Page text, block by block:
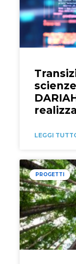
LEGGI
PROGETTI